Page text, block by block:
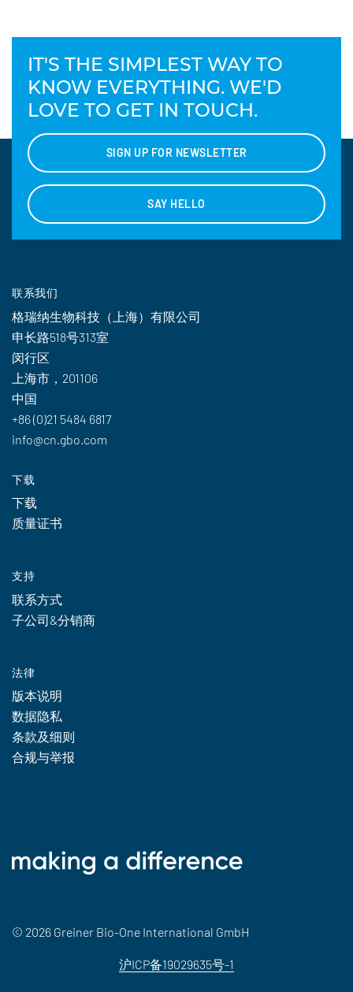
IT'S THE SIMPLEST WAY TO
KNOW EVERYTHING. WE'D
LOVE TO GET IN TOUCH.
SIGN UP FOR NEWSLETTER
SAY HELLO
联系我们
格瑞纳生物科技（上海）有限公司
申长路518号313室
闵行区
上海市，201106
中国
+86 (0)21 5484 6817
info@cn.gbo.com
下载
下载
质量证书
支持
联系方式
子公司&分销商
法律
版本说明
数据隐私
条款及细则
合规与举报
© 2026 Greiner Bio-One International GmbH
沪ICP备19029635号-1